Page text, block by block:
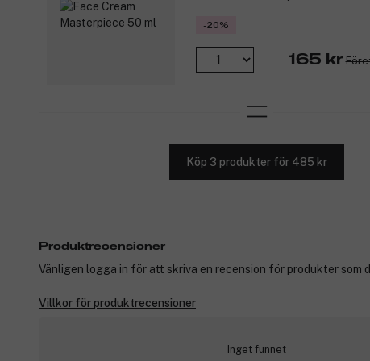
-20%
165 kr
Köp 3 produkter för 485 kr
Produktrecensioner
Vänligen logga in för att skriva en recension för produkter som
Villkor för produktrecensioner
Inget funnet